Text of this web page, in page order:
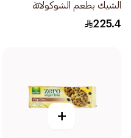
الشيك بطعم الشوكولاتة
12×53جرام
225.4
+